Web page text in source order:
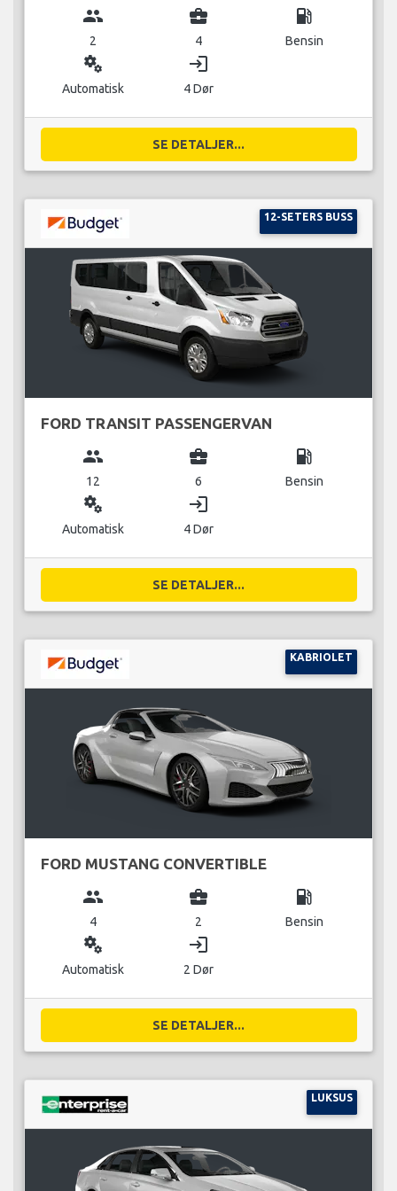
group
2
business_center
4
local_gas_station
Bensin
miscellaneous_services
Automatisk
login
4 Dør
SE DETALJER...
12-SETERS BUSS
FORD TRANSIT PASSENGERVAN
group
12
business_center
6
local_gas_station
Bensin
miscellaneous_services
Automatisk
login
4 Dør
SE DETALJER...
KABRIOLET
FORD MUSTANG CONVERTIBLE
group
4
business_center
2
local_gas_station
Bensin
miscellaneous_services
Automatisk
login
2 Dør
SE DETALJER...
LUKSUS